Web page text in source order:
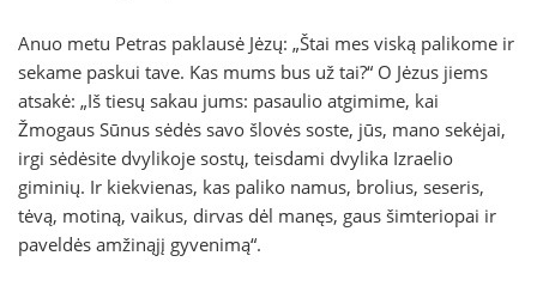
Anuo metu Petras paklausė Jėzų: „Štai mes viską palikome ir
sekame paskui tave. Kas mums bus už tai?“ O Jėzus jiems
atsakė: „Iš tiesų sakau jums: pasaulio atgimime, kai
Žmogaus Sūnus sėdės savo šlovės soste, jūs, mano sekėjai,
irgi sėdėsite dvylikoje sostų, teisdami dvylika Izraelio
giminių. Ir kiekvienas, kas paliko namus, brolius, seseris,
tėvą, motiną, vaikus, dirvas dėl manęs, gaus šimteriopai ir
paveldės amžinąjį gyvenimą“.